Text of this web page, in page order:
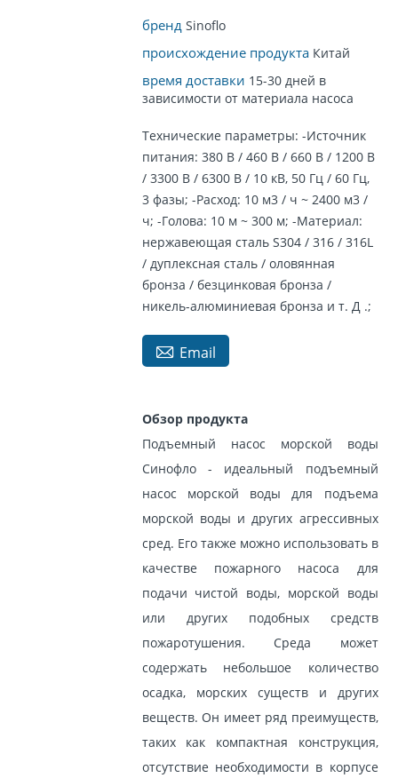
бренд Sinoflo
происхождение продукта Китай
время доставки 15-30 дней в
зависимости от материала насоса
Технические параметры: -Источник
питания: 380 В / 460 В / 660 В / 1200 В
/ 3300 В / 6300 В / 10 кВ, 50 Гц / 60 Гц,
3 фазы; -Расход: 10 м3 / ч ~ 2400 м3 /
ч; -Голова: 10 м ~ 300 м; -Материал:
нержавеющая сталь S304 / 316 / 316L
/ дуплексная сталь / оловянная
бронза / безцинковая бронза /
никель-алюминиевая бронза и т. Д .;
 Email
Обзор продукта
Подъемный насос морской воды
Синофло - идеальный подъемный
насос морской воды для подъема
морской воды и других агрессивных
сред. Его также можно использовать в
качестве пожарного насоса для
подачи чистой воды, морской воды
или других подобных средств
пожаротушения. Среда может
содержать небольшое количество
осадка, морских существ и других
веществ. Он имеет ряд преимуществ,
таких как компактная конструкция,
отсутствие необходимости в корпусе